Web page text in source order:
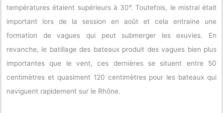
températures étaient supérieurs à 30°. Toutefois, le mistral était
important lors de la session en août et cela entraine une
formation de vagues qui peut submerger les exuvies. En
revanche, le batillage des bateaux produit des vagues bien plus
importantes que le vent, ces dernières se situent entre 50
centimètres et quasiment 120 centimètres pour les bateaux qui
naviguent rapidement sur le Rhône.